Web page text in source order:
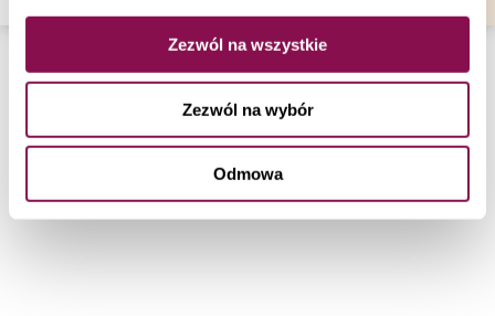
Zezwól na wszystkie
Zezwól na wybór
Odmowa
odpowiedniej ilości składników odżywczych. Zaleca się, aby dieta
zawierała dużo warzyw, owoców, białka oraz węglowodanów
złożonych.